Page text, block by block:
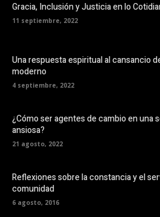
Gracia, Inclusión y Justicia en lo
11 septiembre, 2022
Una respuesta espiritual al cansancio
moderno
4 septiembre, 2022
¿Cómo ser agentes de cambio en una
ansiosa?
21 agosto, 2022
Reflexiones sobre la constancia y el
comunidad
6 agosto, 2016